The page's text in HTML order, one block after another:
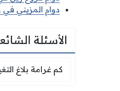
دوام المزيني في
الأسئلة
كم غرامة بلاغ
كم غرامة بلاغ